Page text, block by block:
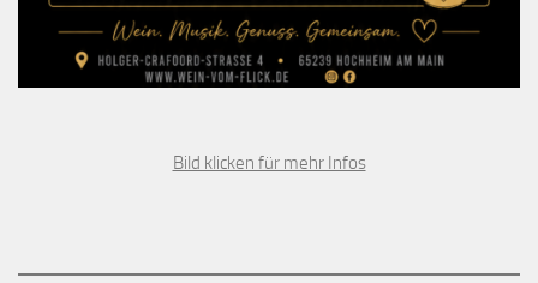
Bild klicken für mehr Infos